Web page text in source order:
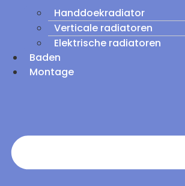
Handdoekradiator
Verticale radiatoren
Elektrische radiatoren
Baden
Montage